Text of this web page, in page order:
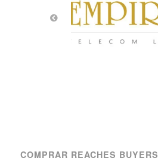
COMPRAR REACHES BUYERS